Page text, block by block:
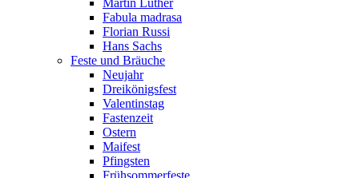
Fabula madrasa
Florian Russi
Hans Sachs
Feste und Bräuche
Neujahr
Dreikönigsfest
Valentinstag
Fastenzeit
Ostern
Maifest
Pfingsten
Frühsommerfeste